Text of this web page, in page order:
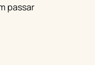
passar